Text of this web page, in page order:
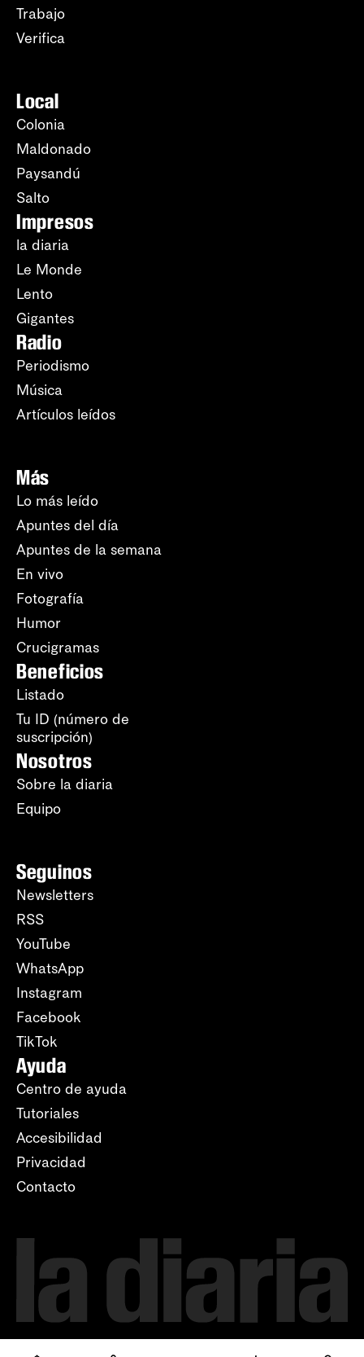
Trabajo
Verifica
Local
Colonia
Maldonado
Paysandú
Salto
Impresos
la diaria
Le Monde
Lento
Gigantes
Radio
Periodismo
Música
Artículos leídos
Más
Lo más leído
Apuntes del día
Apuntes de la semana
En vivo
Fotografía
Humor
Crucigramas
Beneficios
Listado
Tu ID (número de
suscripción)
Nosotros
Sobre la diaria
Equipo
Seguinos
Newsletters
RSS
YouTube
WhatsApp
Instagram
Facebook
TikTok
Ayuda
Centro de ayuda
Tutoriales
Accesibilidad
Privacidad
Contacto